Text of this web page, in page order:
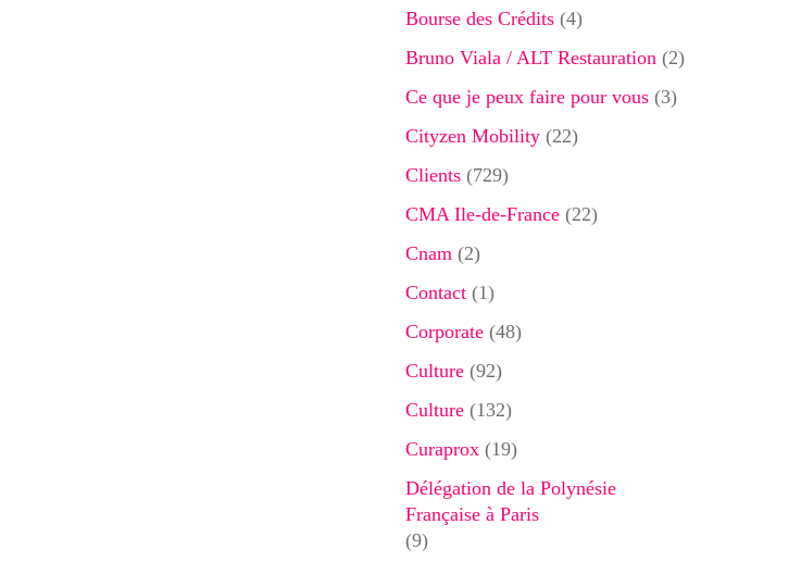
Bourse des Crédits(4)
Bruno Viala / ALT Restauration(2)
Ce que je peux faire pour vous(3)
Cityzen Mobility(22)
Clients(729)
CMA Ile-de-France(22)
Cnam(2)
Contact(1)
Corporate(48)
Culture(92)
Culture(132)
Curaprox(19)
Délégation de la Polynésie
Française à Paris
(9)